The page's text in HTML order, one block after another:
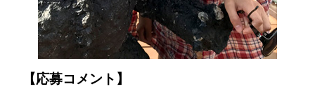
【応募コメント】